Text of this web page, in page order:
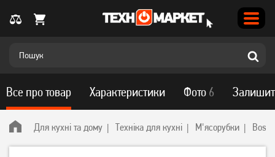
Для кухні та дому Техніка для кухні М'ясорубки Bosch
Все про товар Характеристики Фото 6